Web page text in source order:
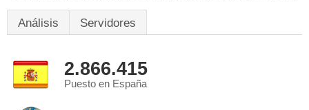
Análisis Servidores
2.866.415
Puesto en España